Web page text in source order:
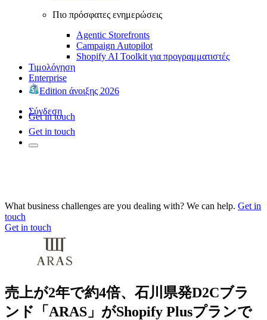
Πιο πρόσφατες ενημερώσεις
Agentic Storefronts
Campaign Autopilot
Shopify AI Toolkit για προγραμματιστές
Τιμολόγηση
Enterprise
Edition άνοιξης 2026
Σύνδεση
Get in touch
Get in touch
What business challenges are you dealing with? We can help. Get in
touch
Get in touch
売上が2年で約4倍、石川県発D2Cブラ
ンド「ARAS」がShopify Plusプランで